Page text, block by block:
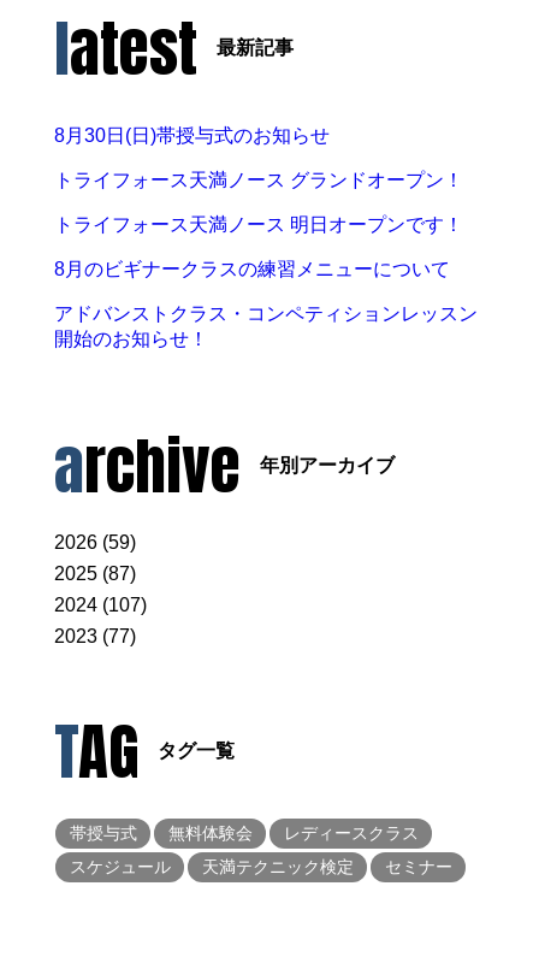
latest 最新記事
8月30日(日)帯授与式のお知らせ
トライフォース天満ノース グランドオープン！
トライフォース天満ノース 明日オープンです！
8月のビギナークラスの練習メニューについて
アドバンストクラス・コンペティションレッスン
開始のお知らせ！
archive 年別アーカイブ
2026 (59)
2025 (87)
2024 (107)
2023 (77)
TAG タグ一覧
帯授与式 無料体験会
レディースクラス
スケジュール
天満テクニック検定 セミナー